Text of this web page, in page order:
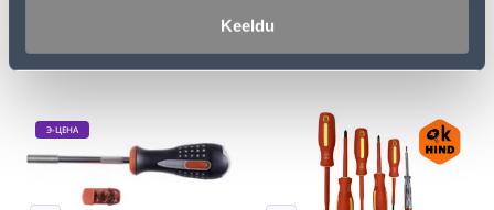
Keeldu
клиента
для
клиента
Э-ЦЕНА